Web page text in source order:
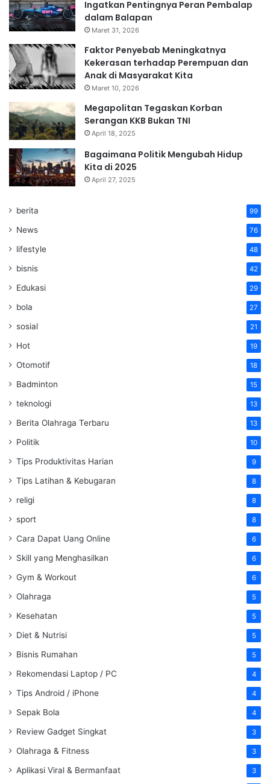
Ingatkan Pentingnya Peran Pembalap
dalam Balapan
Maret 31, 2026
Faktor Penyebab Meningkatnya
Kekerasan terhadap Perempuan dan
Anak di Masyarakat Kita
Maret 10, 2026
Megapolitan Tegaskan Korban
Serangan KKB Bukan TNI
April 18, 2025
Bagaimana Politik Mengubah Hidup
Kita di 2025
April 27, 2025
berita 99
News 76
lifestyle 48
bisnis 42
Edukasi 29
bola 27
sosial 21
Hot 19
Otomotif 18
Badminton 15
teknologi 13
Berita Olahraga Terbaru 13
Politik 10
Tips Produktivitas Harian 9
Tips Latihan & Kebugaran 8
religi 8
sport 8
Cara Dapat Uang Online 6
Skill yang Menghasilkan 6
Gym & Workout 6
Olahraga 5
Kesehatan 5
Diet & Nutrisi 5
Bisnis Rumahan 5
Rekomendasi Laptop / PC 4
Tips Android / iPhone 4
Sepak Bola 4
Review Gadget Singkat 3
Olahraga & Fitness 3
Aplikasi Viral & Bermanfaat 3